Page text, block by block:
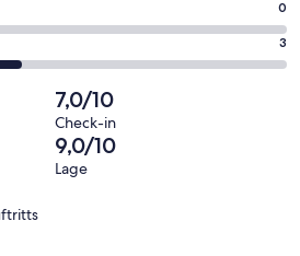
0
3
7,0/10
Check-in
9,0/10
Lage